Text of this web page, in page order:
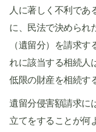
人に著しく不利であ
に、民法で決められ
（遺留分）を請求
れに該当する相続人
低限の財産を相続す
遺留分侵害額請求に
立てをすることが何